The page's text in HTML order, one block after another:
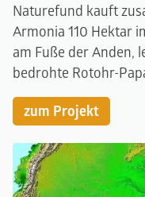
Naturefund kauft
Armonia 110 Hektar
am Fuße der Anden,
bedrohte Rotohr-
zum Projekt